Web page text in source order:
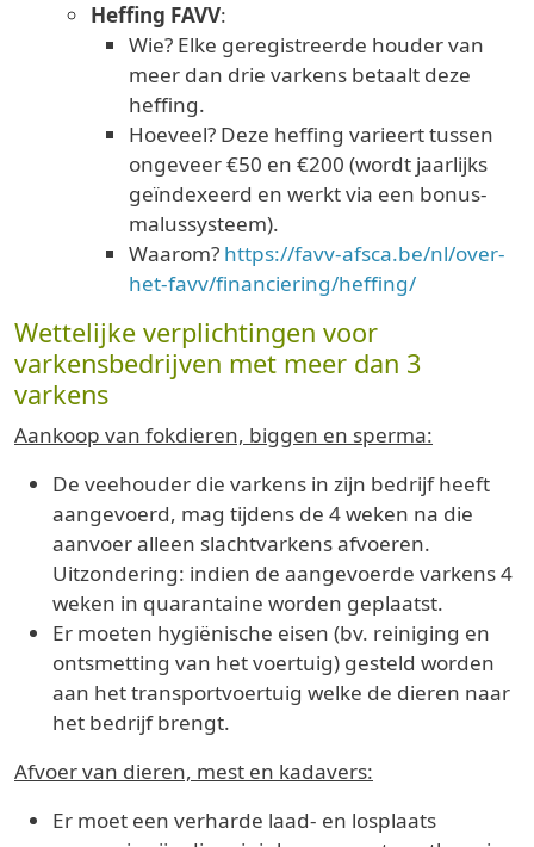
Heffing FAVV:
Wie? Elke geregistreerde houder van
meer dan drie varkens betaalt deze
heffing.
Hoeveel? Deze heffing varieert tussen
ongeveer €50 en €200 (wordt jaarlijks
geïndexeerd en werkt via een bonus-
malussysteem).
Waarom? https://favv-afsca.be/nl/over-
het-favv/financiering/heffing/
Wettelijke verplichtingen voor
varkensbedrijven met meer dan 3
varkens
Aankoop van fokdieren, biggen en sperma:
De veehouder die varkens in zijn bedrijf heeft
aangevoerd, mag tijdens de 4 weken na die
aanvoer alleen slachtvarkens afvoeren.
Uitzondering: indien de aangevoerde varkens 4
weken in quarantaine worden geplaatst.
Er moeten hygiënische eisen (bv. reiniging en
ontsmetting van het voertuig) gesteld worden
aan het transportvoertuig welke de dieren naar
het bedrijf brengt.
Afvoer van dieren, mest en kadavers:
Er moet een verharde laad- en losplaats